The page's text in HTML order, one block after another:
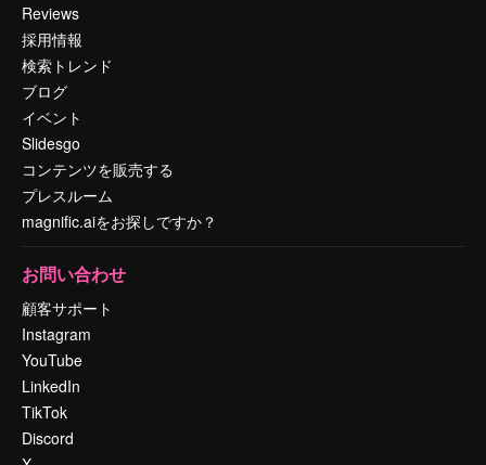
Reviews
採用情報
検索トレンド
ブログ
イベント
Slidesgo
コンテンツを販売する
プレスルーム
magnific.aiをお探しですか？
お問い合わせ
顧客サポート
Instagram
YouTube
LinkedIn
TikTok
Discord